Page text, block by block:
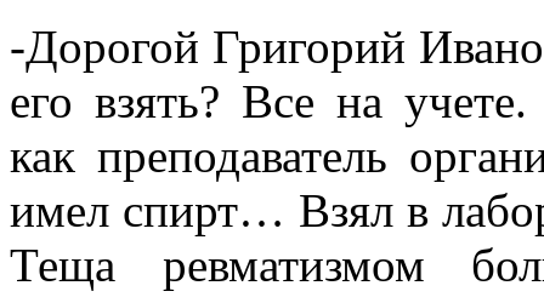
-Дорогой Григорий
его взять? Все на
как преподаватель
имел спирт… Взял в
Теща ревматизмом